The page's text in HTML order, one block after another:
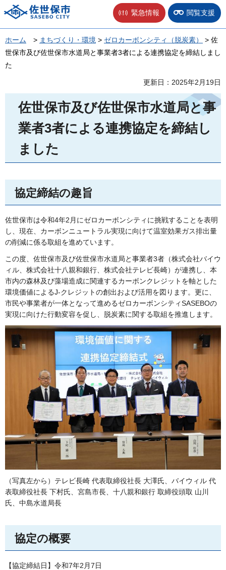
佐世保市 緊急情報 閲覧支援
ホーム > まちづくり・環境 > ゼロカーボンシティ（脱炭素）
> 佐
世保市及び佐世保市水道局と事業者3者による連携協定を締結しまし
た
更新日：2025年2月19日
佐世保市及び佐世保市水道局と事
業者3者による連携協定を締結し
ました
協定締結の趣旨
佐世保市は令和4年2月にゼロカーボンシティに挑戦することを表明
し、現在、カーボンニュートラル実現に向けて温室効果ガス排出量
の削減に係る取組を進めています。
この度、佐世保市及び佐世保市水道局と事業者3者（株式会社バイウ
ィル、株式会社十八親和銀行、株式会社テレビ長崎）が連携し、本
市内の森林及び藻場造成に関連するカーボンクレジットを軸とした
環境価値によるJ-クレジットの創出および活用を図ります。更に、
市民や事業者が一体となって進めるゼロカーボンシティSASEBOの
実現に向けた行動変容を促し、脱炭素に関する取組を推進します。
（写真左から）テレビ長崎 代表取締役社長 大澤氏、バイウィル 代
表取締役社長 下村氏、宮島市長、十八親和銀行 取締役頭取 山川
氏、中島水道局長
協定の概要
【協定締結日】令和7年2月7日